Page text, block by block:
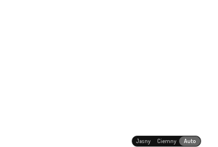
Jasny Ciemny Auto